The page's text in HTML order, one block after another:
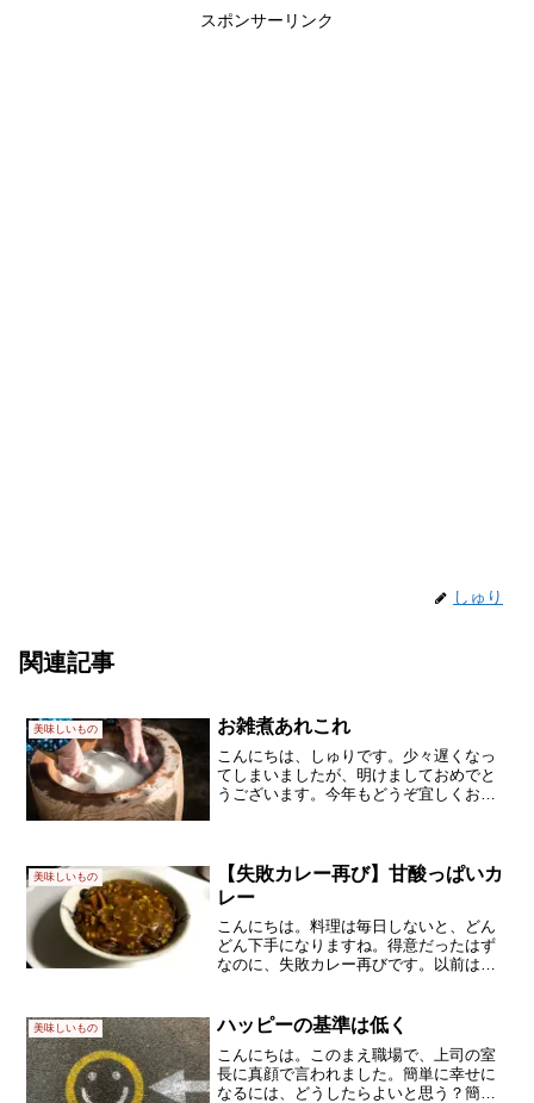
スポンサーリンク
しゅり
関連記事
美味しいもの お雑煮あれこれ
こんにちは、しゅりです。少々遅くなっ
てしまいましたが、明けましておめでと
うございます。今年もどうぞ宜しくお願
からなのか、お雑...
美味しいもの
【失敗カレー再び】甘酸っぱいカ
レー
こんにちは。料理は毎日しないと、どん
どん下手になりますね。得意だったはず
なのに、失敗カレー再びです。以前はし
ジックスパイスという人気カレー店があ
りますが、そこのカレーも...
美味しいもの ハッピーの基準は低く
こんにちは。このまえ職場で、上司の室
長に真顔で言われました。簡単に幸せに
なるには、どうしたらよいと思う？簡単